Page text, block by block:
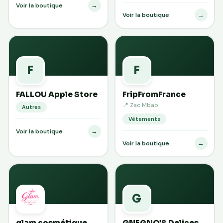
Voir la boutique →
Voir la boutique →
F
FALLOU Apple Store
Autres
Voir la boutique →
F
FripFromFrance
📍 Zac Mbao
Vêtements
Voir la boutique →
G